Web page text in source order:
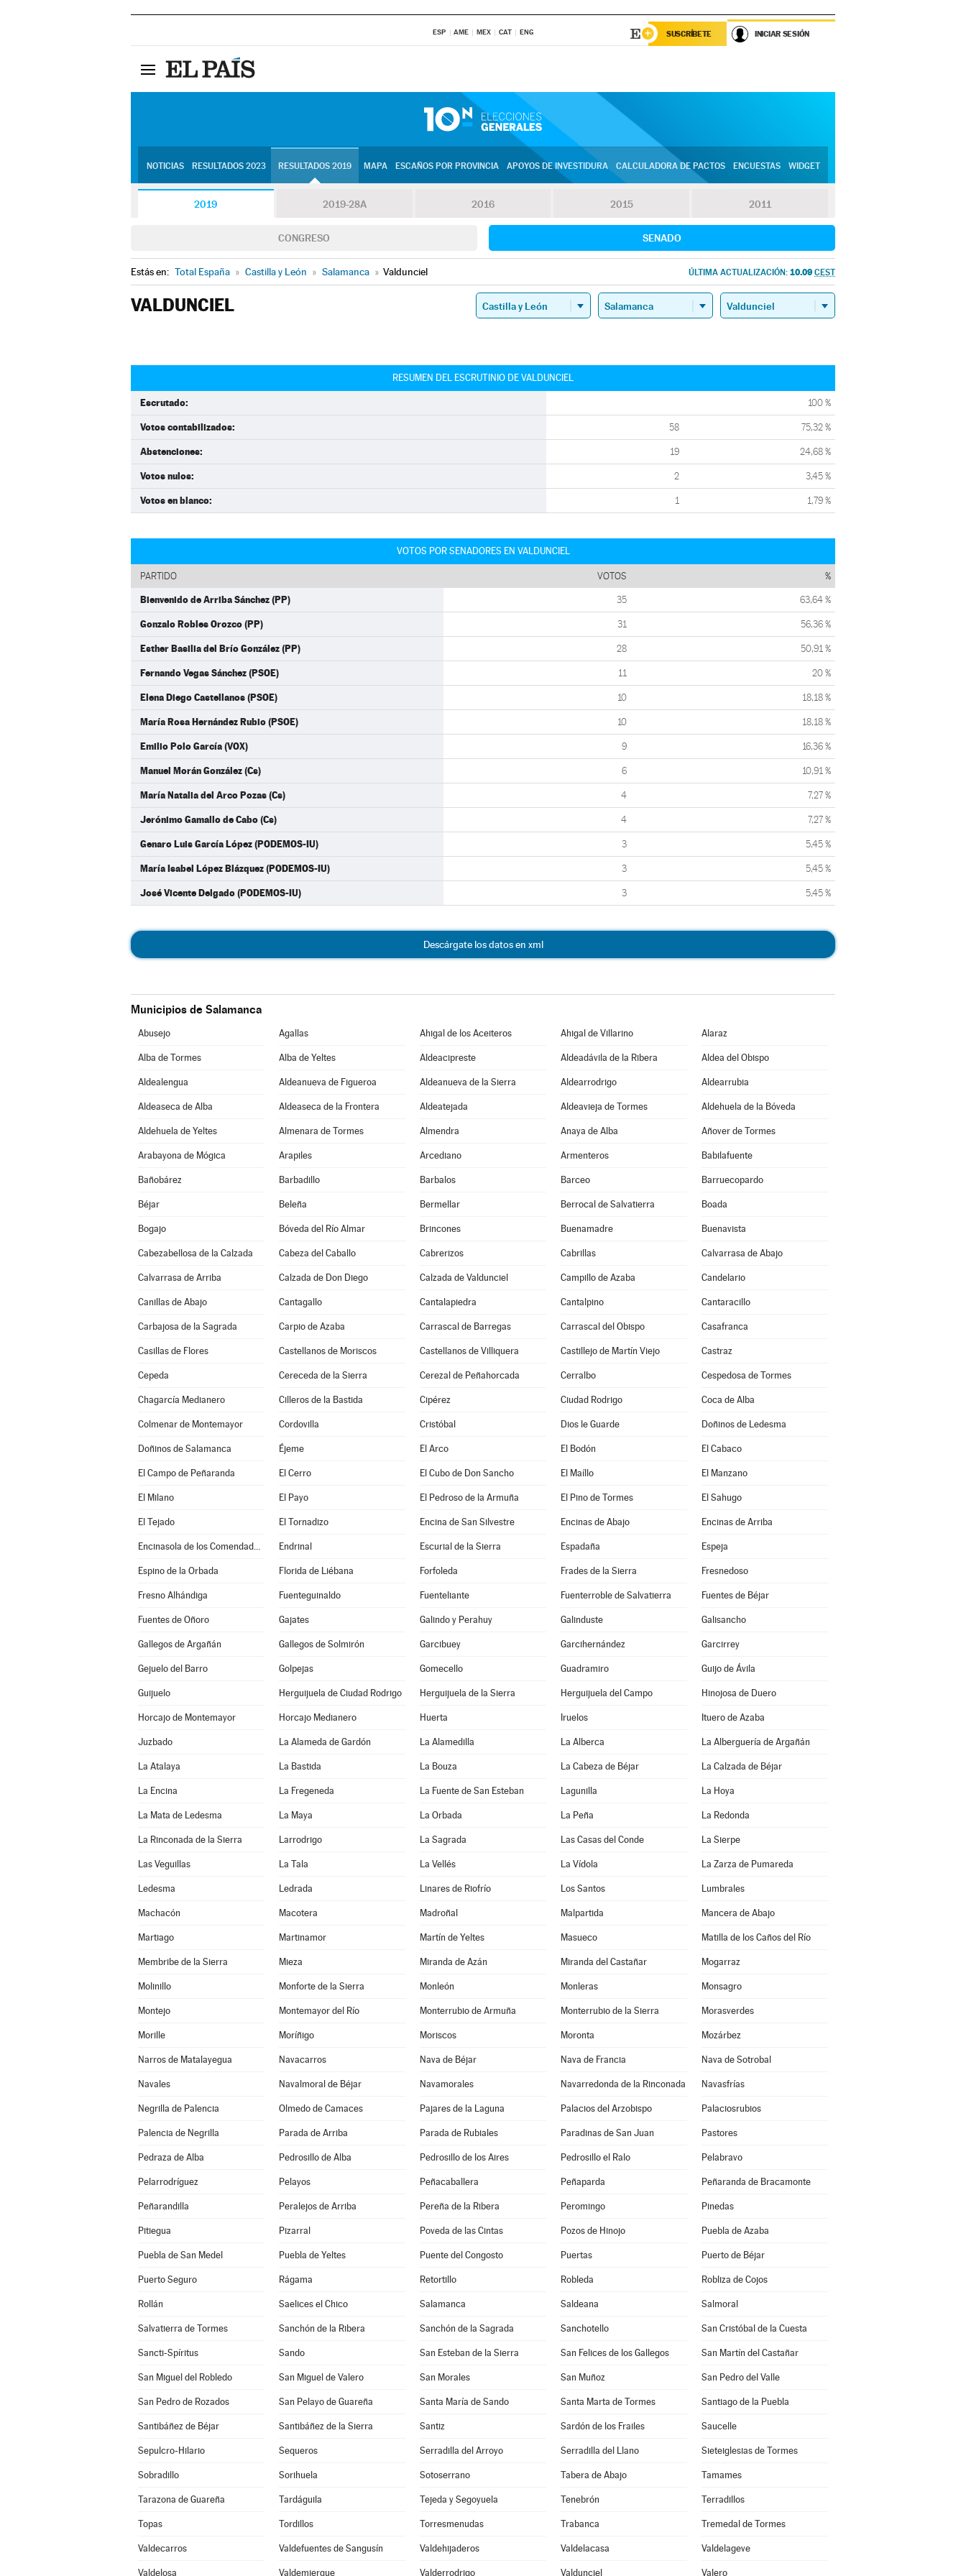
ESP AME MEX CAT ENG SUSCRÍBETE INICIAR SESIÓN
NOTICIAS RESULTADOS 2023 RESULTADOS 2019 MAPA ESCAÑOS POR PROVINCIA APOYOS DE INVESTIDURA CALCULADORA DE PACTOS ENCUESTAS WIDGET
2019 2019-28A 2016 2015 2011
CONGRESO SENADO
Estás en: Total España » Castilla y León » Salamanca » Valdunciel ÚLTIMA ACTUALIZACIÓN: 10.09 CEST
VALDUNCIEL
RESUMEN DEL ESCRUTINIO DE VALDUNCIEL
Escrutado: 100 %
Votos contabilizados: 58 75,32 %
Abstenciones: 19 24,68 %
Votos nulos: 2 3,45 %
Votos en blanco: 1 1,79 %
VOTOS POR SENADORES EN VALDUNCIEL
PARTIDO VOTOS %
Bienvenido de Arriba Sánchez (PP) 35 63,64 %
Gonzalo Robles Orozco (PP) 31 56,36 %
Esther Basilia del Brío González (PP) 28 50,91 %
Fernando Vegas Sánchez (PSOE) 11 20 %
Elena Diego Castellanos (PSOE) 10 18,18 %
María Rosa Hernández Rubio (PSOE) 10 18,18 %
Emilio Polo García (VOX) 9 16,36 %
Manuel Morán González (Cs) 6 10,91 %
María Natalia del Arco Pozas (Cs) 4 7,27 %
Jerónimo Gamallo de Cabo (Cs) 4 7,27 %
Genaro Luis García López (PODEMOS-IU) 3 5,45 %
María Isabel López Blázquez (PODEMOS-IU) 3 5,45 %
José Vicente Delgado (PODEMOS-IU) 3 5,45 %
Descárgate los datos en xml
Municipios de Salamanca
Abusejo Agallas Ahigal de los Aceiteros Ahigal de Villarino Alaraz
Alba de Tormes Alba de Yeltes Aldeacipreste Aldeadávila de la Ribera Aldea del Obispo
Aldealengua Aldeanueva de Figueroa Aldeanueva de la Sierra Aldearrodrigo Aldearrubia
Aldeaseca de Alba Aldeaseca de la Frontera Aldeatejada Aldeavieja de Tormes Aldehuela de la Bóveda
Aldehuela de Yeltes Almenara de Tormes Almendra Anaya de Alba Añover de Tormes
Arabayona de Mógica Arapiles Arcediano Armenteros Babilafuente
Bañobárez Barbadillo Barbalos Barceo Barruecopardo
Béjar Beleña Bermellar Berrocal de Salvatierra Boada
Bogajo Bóveda del Río Almar Brincones Buenamadre Buenavista
Cabezabellosa de la Calzada Cabeza del Caballo Cabrerizos Cabrillas Calvarrasa de Abajo
Calvarrasa de Arriba Calzada de Don Diego Calzada de Valdunciel Campillo de Azaba Candelario
Canillas de Abajo Cantagallo Cantalapiedra Cantalpino Cantaracillo
Carbajosa de la Sagrada Carpio de Azaba Carrascal de Barregas Carrascal del Obispo Casafranca
Casillas de Flores Castellanos de Moriscos Castellanos de Villiquera Castillejo de Martín Viejo Castraz
Cepeda Cereceda de la Sierra Cerezal de Peñahorcada Cerralbo Cespedosa de Tormes
Chagarcía Medianero Cilleros de la Bastida Cipérez Ciudad Rodrigo Coca de Alba
Colmenar de Montemayor Cordovilla Cristóbal Dios le Guarde Doñinos de Ledesma
Doñinos de Salamanca Éjeme El Arco El Bodón El Cabaco
El Campo de Peñaranda El Cerro El Cubo de Don Sancho El Maíllo El Manzano
El Milano El Payo El Pedroso de la Armuña El Pino de Tormes El Sahugo
El Tejado El Tornadizo Encina de San Silvestre Encinas de Abajo Encinas de Arriba
Encinasola de los Comendadores Endrinal Escurial de la Sierra Espadaña Espeja
Espino de la Orbada Florida de Liébana Forfoleda Frades de la Sierra Fresnedoso
Fresno Alhándiga Fuenteguinaldo Fuenteliante Fuenterroble de Salvatierra Fuentes de Béjar
Fuentes de Oñoro Gajates Galindo y Perahuy Galinduste Galisancho
Gallegos de Argañán Gallegos de Solmirón Garcibuey Garcihernández Garcirrey
Gejuelo del Barro Golpejas Gomecello Guadramiro Guijo de Ávila
Guijuelo Herguijuela de Ciudad Rodrigo Herguijuela de la Sierra Herguijuela del Campo Hinojosa de Duero
Horcajo de Montemayor Horcajo Medianero Huerta Iruelos Ituero de Azaba
Juzbado La Alameda de Gardón La Alamedilla La Alberca La Alberguería de Argañán
La Atalaya La Bastida La Bouza La Cabeza de Béjar La Calzada de Béjar
La Encina La Fregeneda La Fuente de San Esteban Lagunilla La Hoya
La Mata de Ledesma La Maya La Orbada La Peña La Redonda
La Rinconada de la Sierra Larrodrigo La Sagrada Las Casas del Conde La Sierpe
Las Veguillas La Tala La Vellés La Vídola La Zarza de Pumareda
Ledesma Ledrada Linares de Riofrío Los Santos Lumbrales
Machacón Macotera Madroñal Malpartida Mancera de Abajo
Martiago Martinamor Martín de Yeltes Masueco Matilla de los Caños del Río
Membribe de la Sierra Mieza Miranda de Azán Miranda del Castañar Mogarraz
Molinillo Monforte de la Sierra Monleón Monleras Monsagro
Montejo Montemayor del Río Monterrubio de Armuña Monterrubio de la Sierra Morasverdes
Morille Moríñigo Moriscos Moronta Mozárbez
Narros de Matalayegua Navacarros Nava de Béjar Nava de Francia Nava de Sotrobal
Navales Navalmoral de Béjar Navamorales Navarredonda de la Rinconada Navasfrías
Negrilla de Palencia Olmedo de Camaces Pajares de la Laguna Palacios del Arzobispo Palaciosrubios
Palencia de Negrilla Parada de Arriba Parada de Rubiales Paradinas de San Juan Pastores
Pedraza de Alba Pedrosillo de Alba Pedrosillo de los Aires Pedrosillo el Ralo Pelabravo
Pelarrodríguez Pelayos Peñacaballera Peñaparda Peñaranda de Bracamonte
Peñarandilla Peralejos de Arriba Pereña de la Ribera Peromingo Pinedas
Pitiegua Pizarral Poveda de las Cintas Pozos de Hinojo Puebla de Azaba
Puebla de San Medel Puebla de Yeltes Puente del Congosto Puertas Puerto de Béjar
Puerto Seguro Rágama Retortillo Robleda Robliza de Cojos
Rollán Saelices el Chico Salamanca Saldeana Salmoral
Salvatierra de Tormes Sanchón de la Ribera Sanchón de la Sagrada Sanchotello San Cristóbal de la Cuesta
Sancti-Spíritus Sando San Esteban de la Sierra San Felices de los Gallegos San Martín del Castañar
San Miguel del Robledo San Miguel de Valero San Morales San Muñoz San Pedro del Valle
San Pedro de Rozados San Pelayo de Guareña Santa María de Sando Santa Marta de Tormes Santiago de la Puebla
Santibáñez de Béjar Santibáñez de la Sierra Santiz Sardón de los Frailes Saucelle
Sepulcro-Hilario Sequeros Serradilla del Arroyo Serradilla del Llano Sieteiglesias de Tormes
Sobradillo Sorihuela Sotoserrano Tabera de Abajo Tamames
Tarazona de Guareña Tardáguila Tejeda y Segoyuela Tenebrón Terradillos
Topas Tordillos Torresmenudas Trabanca Tremedal de Tormes
Valdecarros Valdefuentes de Sangusín Valdehijaderos Valdelacasa Valdelageve
Valdelosa Valdemierque Valderrodrigo Valdunciel Valero